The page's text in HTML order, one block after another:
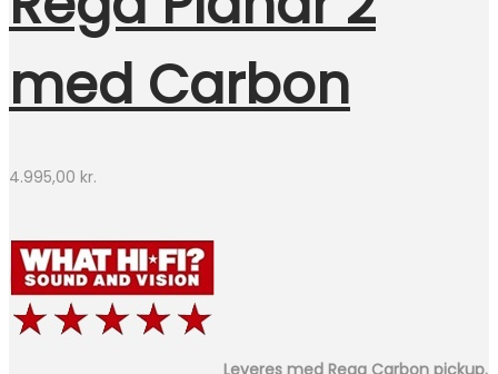
med Carbon
4.995,00 kr.